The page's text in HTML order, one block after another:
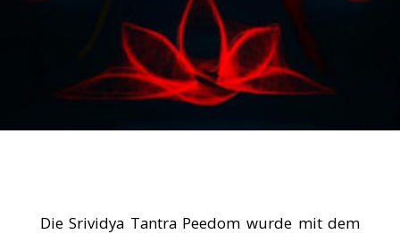
Die Srividya Tantra Peedom wurde mit dem